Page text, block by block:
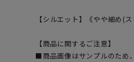
【シルエット】《やや細め(
【商品に関するご注意】
■商品画像はサンプルのため